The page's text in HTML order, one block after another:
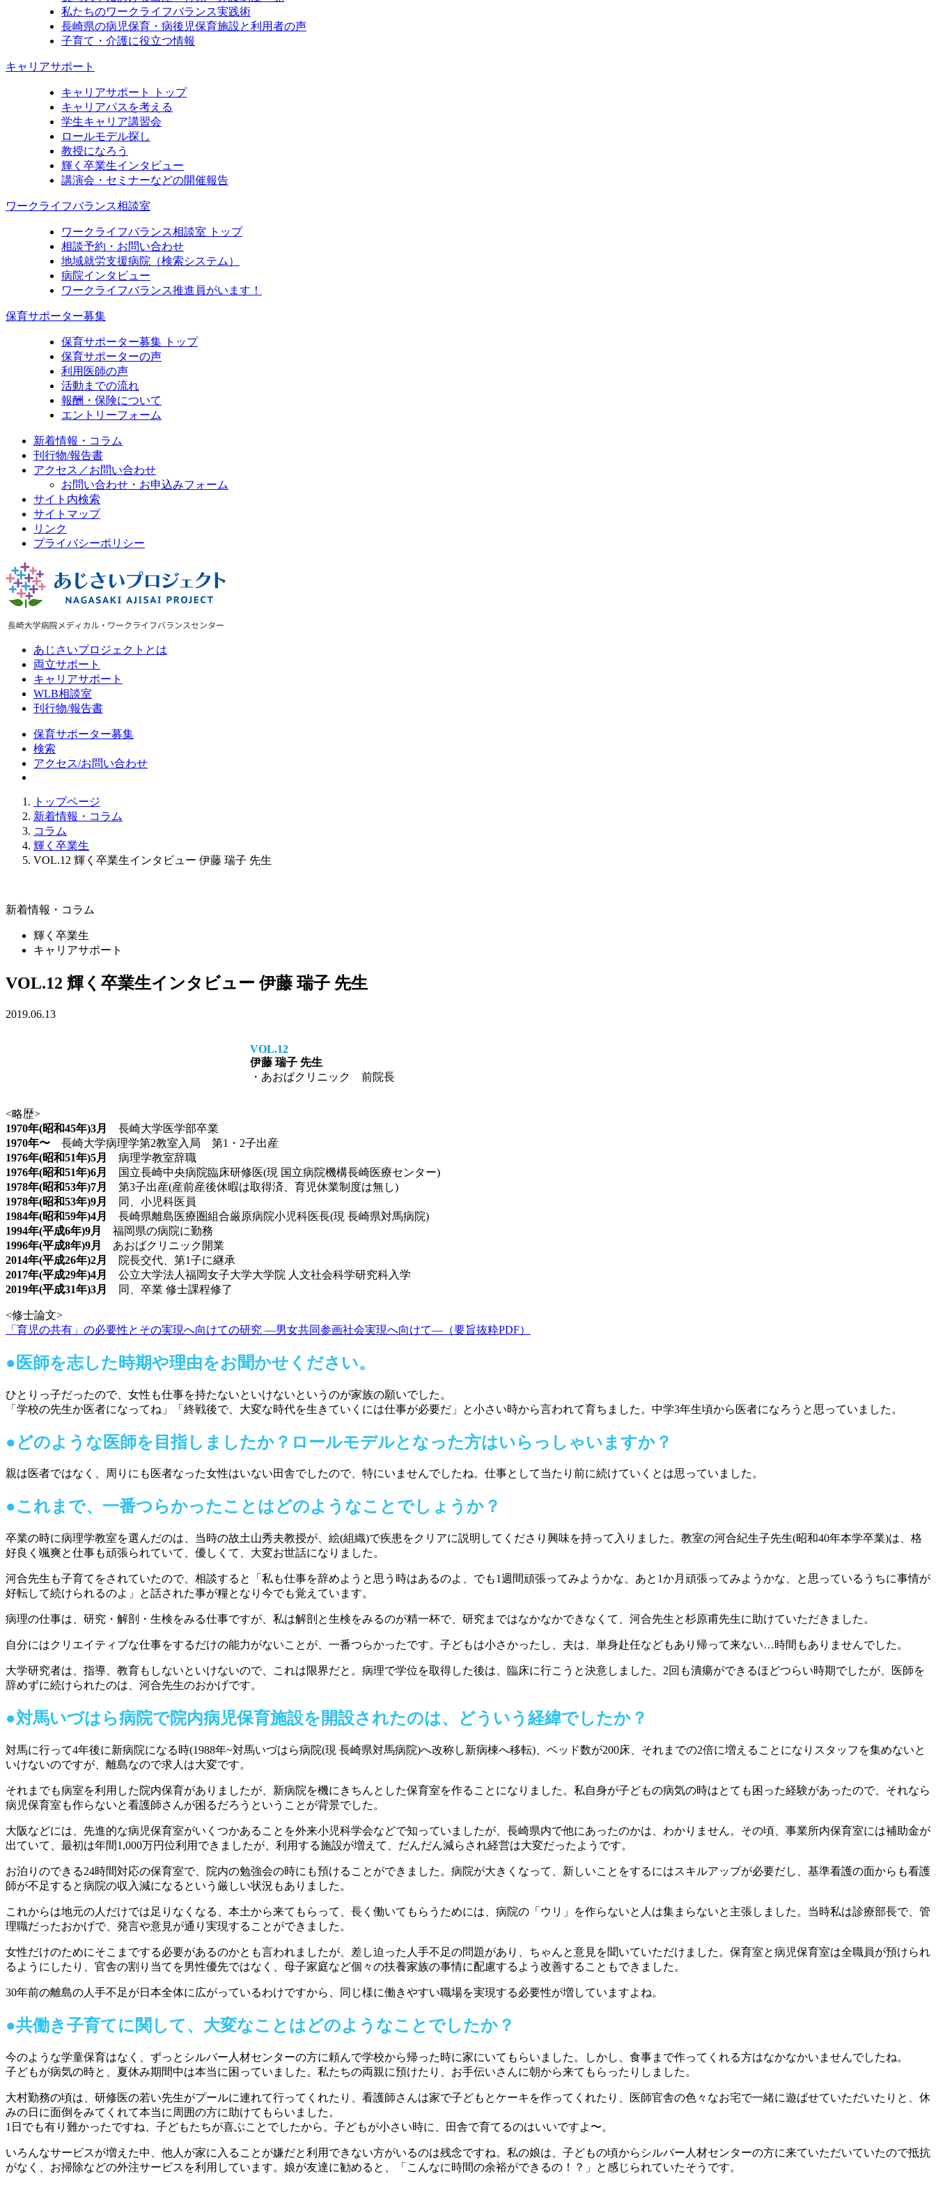
私たちのワークライフバランス実践術
長崎県の病児保育・病後児保育施設と利用者の声
子育て・介護に役立つ情報
キャリアサポート
キャリアサポート トップ
キャリアパスを考える
学生キャリア講習会
ロールモデル探し
教授になろう
輝く卒業生インタビュー
講演会・セミナーなどの開催報告
ワークライフバランス相談室
ワークライフバランス相談室 トップ
相談予約・お問い合わせ
地域就労支援病院（検索システム）
病院インタビュー
ワークライフバランス推進員がいます！
保育サポーター募集
保育サポーター募集 トップ
保育サポーターの声
利用医師の声
活動までの流れ
報酬・保険について
エントリーフォーム
新着情報・コラム
刊行物/報告書
アクセス／お問い合わせ
お問い合わせ・お申込みフォーム
サイト内検索
サイトマップ
リンク
プライバシーポリシー
あじさいプロジェクトとは
両立サポート
キャリアサポート
WLB相談室
刊行物/報告書
保育サポーター募集
検索
アクセス/お問い合わせ
トップページ
新着情報・コラム
コラム
輝く卒業生
VOL.12 輝く卒業生インタビュー 伊藤 瑞子 先生
新着情報・コラム
輝く卒業生
キャリアサポート
VOL.12 輝く卒業生インタビュー 伊藤 瑞子 先生
2019.06.13
VOL.12
伊藤 瑞子 先生
・あおばクリニック 前院長
<略歴>
1970年(昭和45年)3月
長崎大学医学部卒業
1970年〜 長崎大学病理学第2教室入局 第1・2子出産
1976年(昭和51年)5月
病理学教室辞職
1976年(昭和51年)6月
国立長崎中央病院臨床研修医(現 国立病院機構長崎医療センター)
1978年(昭和53年)7月
第3子出産(産前産後休暇は取得済、育児休業制度は無し)
1978年(昭和53年)9月
同、小児科医員
1984年(昭和59年)4月
長崎県離島医療圏組合厳原病院小児科医長(現 長崎県対馬病院)
1994年(平成6年)9月
福岡県の病院に勤務
1996年(平成8年)9月
あおばクリニック開業
2014年(平成26年)2月
院長交代、第1子に継承
2017年(平成29年)4月
公立大学法人福岡女子大学大学院 人文社会科学研究科入学
2019年(平成31年)3月
同、卒業 修士課程修了
<修士論文>
「育児の共有」の必要性とその実現へ向けての研究 ―男女共同参画社会実現へ向けて―（要旨抜粋PDF）
● 医師を志した時期や理由をお聞かせください。
ひとりっ子だったので、女性も仕事を持たないといけないというのが家族の願いでした。
「学校の先生か医者になってね」「終戦後で、大変な時代を生きていくには仕事が必要だ」と小さい時から言われて育ちました。中学3年生頃から医者になろうと思っていました。
●どのような医師を目指しましたか？ロールモデルとなった方はいらっしゃいますか ？
親は医者ではなく、周りにも医者なった女性はいない田舎でしたので、特にいませんでしたね。仕事として当たり前に続けていくとは思っていました。
●これまで、一番つらかったことはどのようなことでしょうか？
卒業の時に病理学教室を選んだのは、当時の故土山秀夫教授が、絵(組織)で疾患をクリアに説明してくださり興味を持って入りました。教室の河合紀生子先生(昭和40年本学卒業)は、格
好良く颯爽と仕事も頑張られていて、優しくて、大変お世話になりました。
河合先生も子育てをされていたので、相談すると「私も仕事を辞めようと思う時はあるのよ、でも1週間頑張ってみようかな、あと1か月頑張ってみようかな、と思っているうちに事情が
好転して続けられるのよ」と話された事が糧となり今でも覚えています。
病理の仕事は、研究・解剖・生検をみる仕事ですが、私は解剖と生検をみるのが精一杯で、研究まではなかなかできなくて、河合先生と杉原甫先生に助けていただきました。
自分にはクリエイティブな仕事をするだけの能力がないことが、一番つらかったです。子どもは小さかったし、夫は、単身赴任などもあり帰って来ない…時間もありませんでした。
大学研究者は、指導、教育もしないといけないので、これは限界だと。病理で学位を取得した後は、臨床に行こうと決意しました。2回も潰瘍ができるほどつらい時期でしたが、医師を
辞めずに続けられたのは、河合先生のおかげです。
●対馬いづはら病院で院内病児保育施設を開設されたのは、どういう経緯でしたか ？
対馬に行って4年後に新病院になる時(1988年~対馬いづはら病院(現 長崎県対馬病院)へ改称し新病棟へ移転)、ベッド数が200床、それまでの2倍に増えることになりスタッフを集めないと
いけないのですが、離島なので求人は大変です。
それまでも病室を利用した院内保育がありましたが、新病院を機にきちんとした保育室を作ることになりました。私自身が子どもの病気の時はとても困った経験があったので、それなら
病児保育室も作らないと看護師さんが困るだろうということが背景でした。
大阪などには、先進的な病児保育室がいくつかあることを外来小児科学会などで知っていましたが、長崎県内で他にあったのかは、わかりません。その頃、事業所内保育室には補助金が
出ていて、最初は年間1,000万円位利用できましたが、利用する施設が増えて、だんだん減らされ経営は大変だったようです。
お泊りのできる24時間対応の保育室で、院内の勉強会の時にも預けることができました。病院が大きくなって、新しいことをするにはスキルアップが必要だし、基準看護の面からも看護
師が不足すると病院の収入減になるという厳しい状況もありました。
これからは地元の人だけでは足りなくなる、本土から来てもらって、長く働いてもらうためには、病院の「ウリ」を作らないと人は集まらないと主張しました。当時私は診療部長で、管
理職だったおかげで、発言や意見が通り実現することができました。
女性だけのためにそこまでする必要があるのかとも言われましたが、差し迫った人手不足の問題があり、ちゃんと意見を聞いていただけました。保育室と病児保育室は全職員が預けられ
るようにしたり、官舎の割り当てを男性優先ではなく、母子家庭など個々の扶養家族の事情に配慮するよう改善することもできました。
30年前の離島の人手不足が日本全体に広がっているわけですから、同じ様に働きやすい職場を実現する必要性が増していますよね。
●共働き子育てに関して、大変なことはどのようなことでしたか ？
今のような学童保育はなく、ずっとシルバー人材センターの方に頼んで学校から帰った時に家にいてもらいました。しかし、食事まで作ってくれる方はなかなかいませんでしたね。
子どもが病気の時と、夏休み期間中は本当に困っていました。私たちの両親に預けたり、お手伝いさんに朝から来てもらったりしました。
大村勤務の頃は、研修医の若い先生がプールに連れて行ってくれたり、看護師さんは家で子どもとケーキを作ってくれたり、医師官舎の色々なお宅で一緒に遊ばせていただいたりと、休
みの日に面倒をみてくれて本当に周囲の方に助けてもらいました。
1日でも有り難かったですね、子どもたちが喜ぶことでしたから。子どもが小さい時に、田舎で育てるのはいいですよ〜。
いろんなサービスが増えた中、他人が家に入ることが嫌だと利用できない方がいるのは残念ですね。私の娘は、子どもの頃からシルバー人材センターの方に来ていただいていたので抵抗
がなく、お掃除などの外注サービスを利用しています。娘が友達に勧めると、「こんなに時間の余裕ができるの！？」と感じられていたそうです。